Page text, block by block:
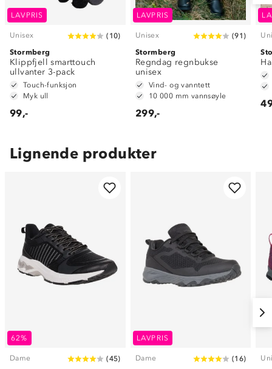
LAVPRIS
Unisex ( 10)
Stormberg
Klippfjell smarttouch
ullvanter 3-pack
Touch-funksjon
Myk ull
99,-
LAVPRIS
Unisex (91 )
Stormberg
Regndag regnbukse
unisex
Vind- og vanntett
10 000 mm vannsøyle
299,-
Lignende produkter
62%
Dame (45)
LAVPRIS
Dame (16)